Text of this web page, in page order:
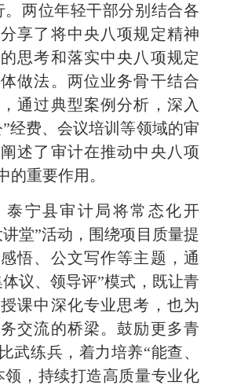
。两位年轻干部分别结合各
享了将中央八项规定精神
思考和落实中央八项规定
做法。两位业务骨干结合
通过典型案例分析，深入
经费、会议培训等领域的审
述了审计在推动中央八项
的重要作用。
宁县审计局将常态化开
堂”活动，围绕项目质量提
悟、公文写作等主题，通
议、领导评”模式，既让青
课中深化专业思考，也为
交流的桥梁。鼓励更多青
武练兵，着力培养“能查、
领，持续打造高质量专业化